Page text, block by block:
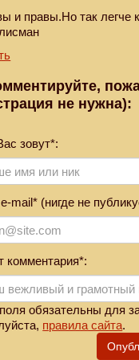
и правы.Но так легче
не нужна):
зовут*:
mail* (нигде не
комментария*:
обязательны для
правила сайта.